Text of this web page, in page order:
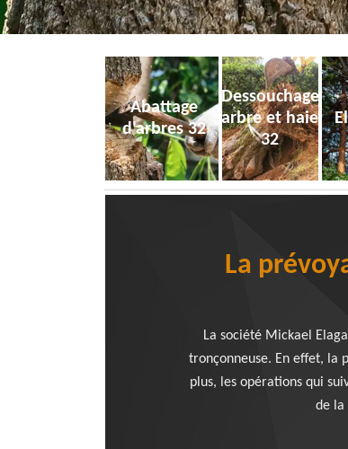
Abattage
d'arbres 32
Dessouchage
arbre et haie
32
La
La société Mickael
tronçonneuse. En effet, la
plus, les opérations qui
de la